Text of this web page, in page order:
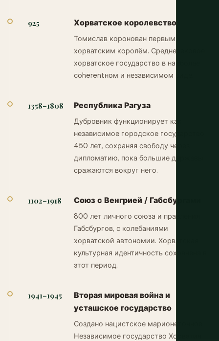
925 Хорватское королевство
Томислав коронован первым
хорватским королём. Средневековое
хорватское государство в наиболее
coherentном и независимом виде.
1358–1808 Республика Рагуза
Дубровник функционирует как
независимое городское государство
450 лет, сохраняя свободу через
дипломатию, пока большие державы
сражаются вокруг него.
1102–1918 Союз с Венгрией / Габсбургами
800 лет личного союза и правления
Габсбургов, с колебаниями
хорватской автономии. Хорватская
культурная идентичность сохранена в
этот период.
1941–1945
Вторая мировая война и
усташское государство
Создано нацистское марионеточное
Независимое государство Хорватия.